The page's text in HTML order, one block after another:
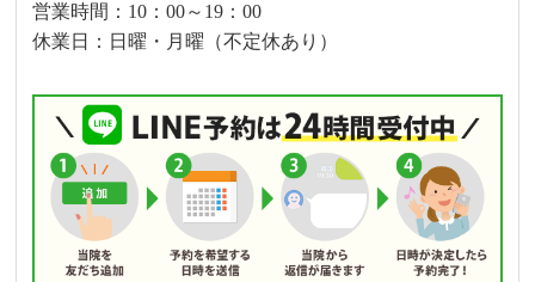
営業時間：10：00～19：00
休業日：日曜・月曜（不定休あり）